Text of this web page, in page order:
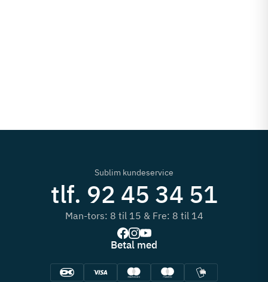
Sublim kundeservice
tlf. 92 45 34 51
Man-tors: 8 til 15 & Fre: 8 til 14
Betal med